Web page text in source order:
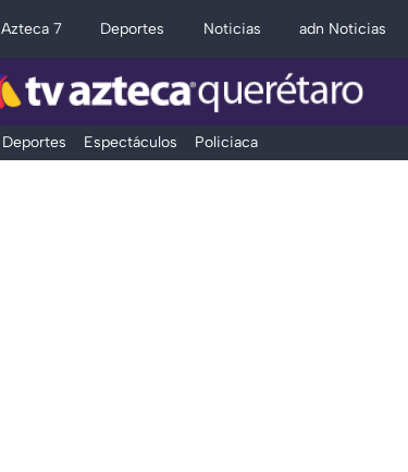
Azteca 7 Deportes Noticias adn Noticias
Deportes Espectáculos Policiaca